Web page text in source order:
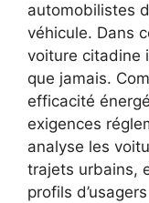
automobilistes
véhicule. Dans
voiture citadine
que jamais.
efficacité
exigences
analyse les
trajets urbains,
profils